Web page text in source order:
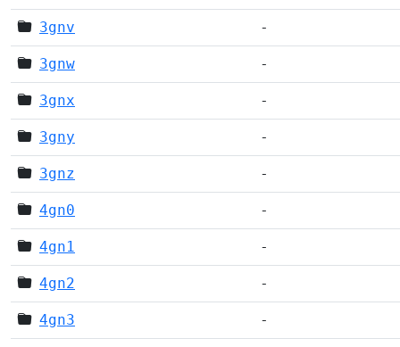
3gnv -
3gnw -
3gnx -
3gny -
3gnz -
4gn0 -
4gn1 -
4gn2 -
4gn3 -